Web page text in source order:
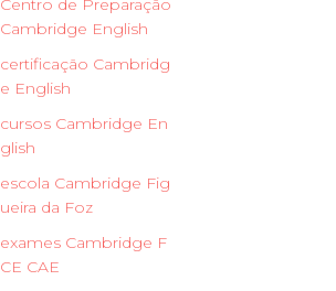
Centro de Preparação
Cambridge English
certificação Cambridg
e English
cursos Cambridge En
glish
escola Cambridge Fig
ueira da Foz
exames Cambridge F
CE CAE